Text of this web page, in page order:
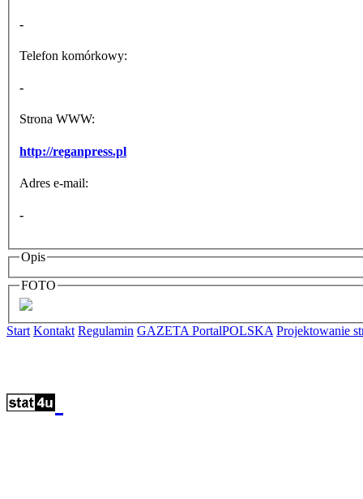
-
Telefon komórkowy:
-
Strona WWW:
http://reganpress.pl
Adres e-mail:
-
Opis
FOTO
Start Kontakt Regulamin GAZETA PortalPOLSKA Projektowanie